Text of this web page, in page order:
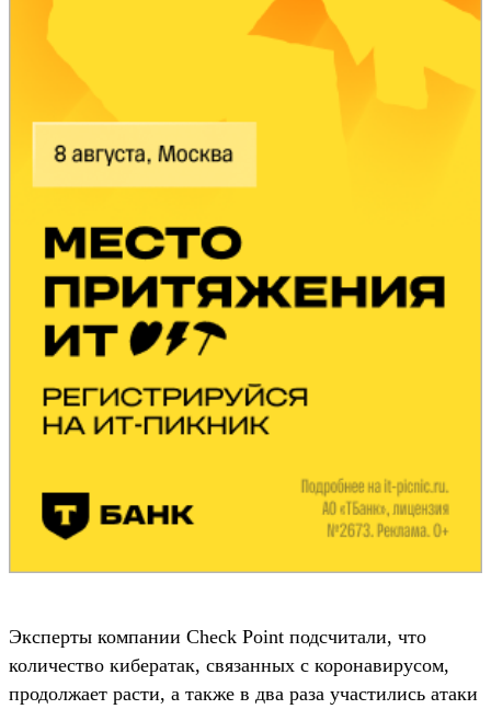
Эксперты компании Check Point подсчитали, что
количество кибератак, связанных с коронавирусом,
продолжает расти, а также в два раза участились атаки